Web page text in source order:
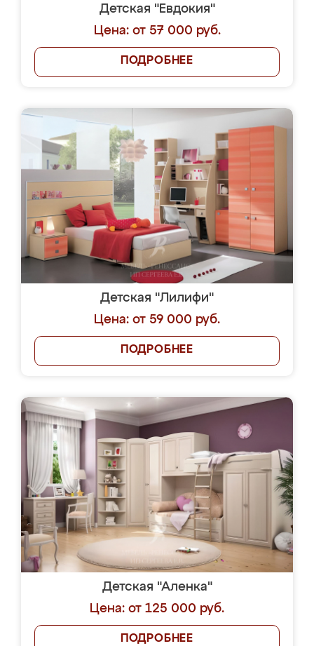
Детская "Евдокия"
Цена: от 57 000 руб.
ПОДРОБНЕЕ
Детская "Лилифи"
Цена: от 59 000 руб.
ПОДРОБНЕЕ
Детская "Аленка"
Цена: от 125 000 руб.
ПОДРОБНЕЕ